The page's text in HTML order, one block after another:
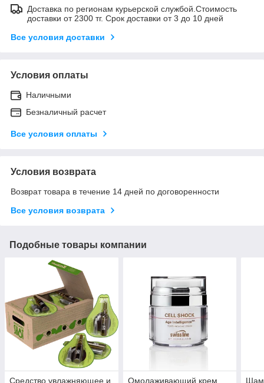
Доставка по регионам курьерской службой.Стоимость
доставки от 2300 тг. Срок доставки от 3 до 10 дней
Все условия доставки
Условия оплаты
Наличными
Безналичный расчет
Все условия оплаты
Условия возврата
Возврат товара в течение 14 дней по договоренности
Все условия возврата
Подобные товары компании
Средство увлажняющее и
Омолаживающий крем